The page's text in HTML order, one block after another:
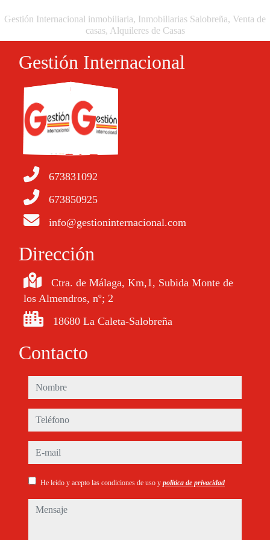
Gestión Internacional inmobiliaria, Inmobiliarias Salobreña, Venta de
casas, Alquileres de Casas
Gestión Internacional
673831092
673850925
info@gestioninternacional.com
Dirección
Ctra. de Málaga, Km,1, Subida Monte de
los Almendros, nº; 2
18680 La Caleta-Salobreña
Contacto
nombre
teléfono
e-mail
He leído y acepto las condiciones de uso y política de privacidad
mensaje